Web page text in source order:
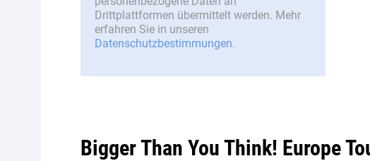
Drittplattformen übermittelt werden. Mehr
erfahren Sie in unseren
Datenschutzbestimmungen.
Bigger Than You Think! Europe